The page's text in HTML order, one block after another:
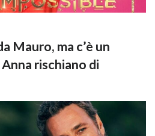
Mauro, ma c’è un
rischiano di